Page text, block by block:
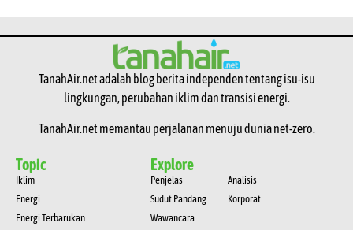
TanahAir.net adalah blog berita independen tentang isu-isu
lingkungan, perubahan iklim dan transisi energi.
TanahAir.net memantau perjalanan menuju dunia net-zero.
Topic
Iklim
Energi
Energi Terbarukan
Explore
Penjelas
Sudut Pandang
Wawancara
Analisis
Korporat